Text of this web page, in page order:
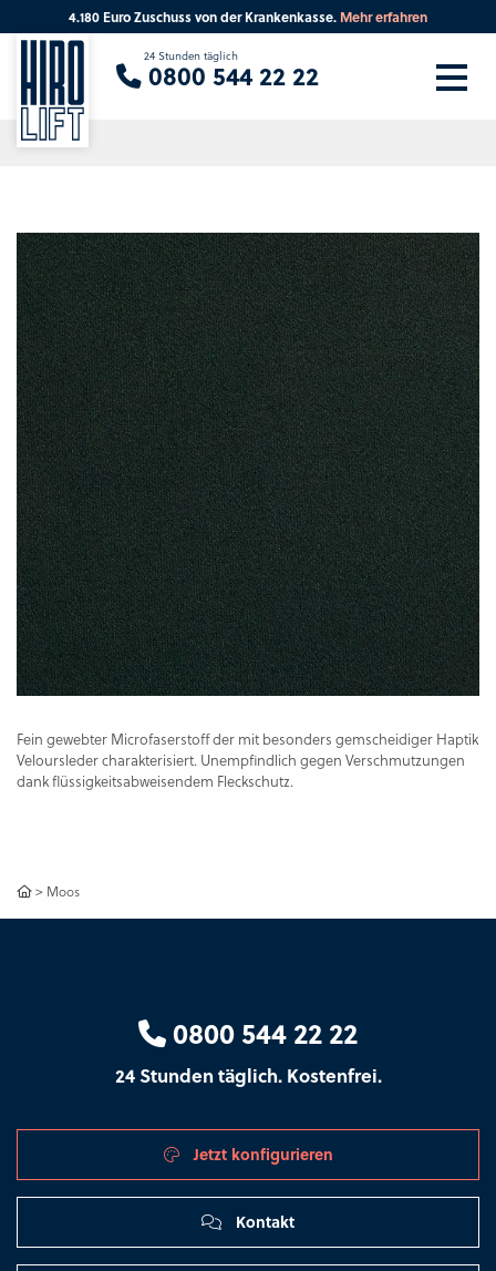
Fein gewebter Microfaserstoff der mit besonders gemscheidiger Haptik
Veloursleder charakterisiert. Unempfindlich gegen Verschmutzungen
dank flüssigkeitsabweisendem Fleckschutz.
> Moos
0800 544 22 22
24 Stunden täglich. Kostenfrei.
Jetzt konfigurieren
Kontakt
4.180 Euro Zuschuss von der Krankenkasse. Mehr erfahren
24 Stunden täglich
0800 544 22 22
Sie suchen eine Beratung vor Ort?
Ihre PLZ Beratung